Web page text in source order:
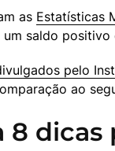
as Estatísticas
um saldo
pelo
ao
8